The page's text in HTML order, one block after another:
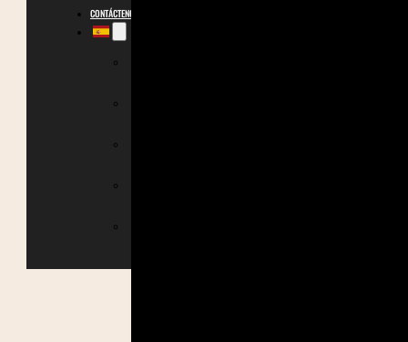
CONTÁCTENOS